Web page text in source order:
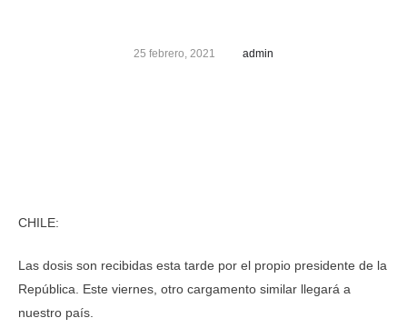
25 febrero, 2021 admin
CHILE:
Las dosis son recibidas esta tarde por el propio presidente de la
República. Este viernes, otro cargamento similar llegará a
nuestro país.